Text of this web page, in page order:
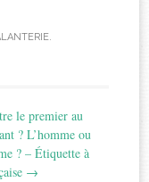
.
le premier au
? L’homme ou
? – Étiquette à
→